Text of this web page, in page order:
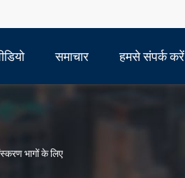
समाचार हमसे संपर्क करें
भागों के लिए